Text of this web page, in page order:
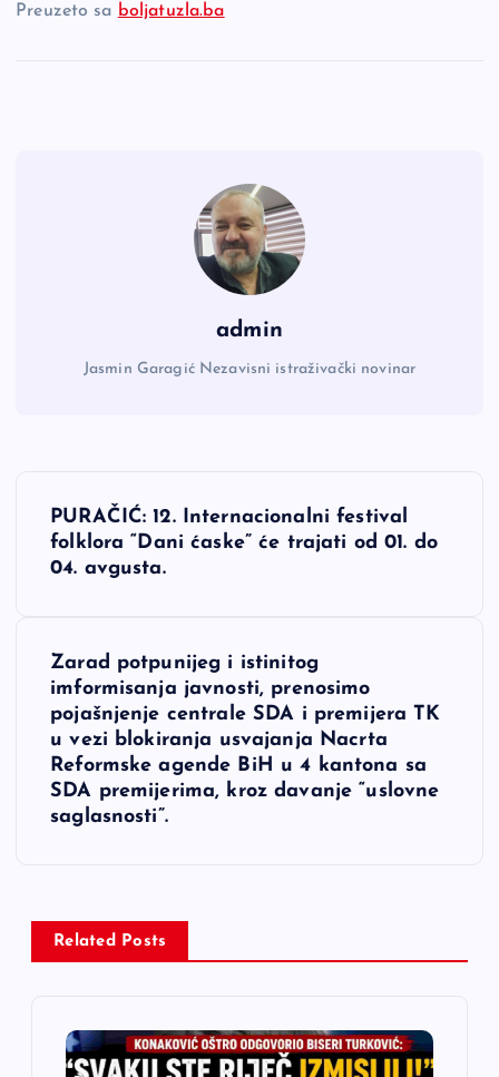
Preuzeto sa boljatuzla.ba
admin
Jasmin Garagić Nezavisni istraživački novinar
NPURAČIĆ: 12. Internacionalni festival
folklora “Dani ćaske” će trajati od 01. do
04. avgusta.
Zarad potpunijeg i istinitog
imformisanja javnosti, prenosimo
pojašnjenje centrale SDA i premijera TK
u vezi blokiranja usvajanja Nacrta
Reformske agende BiH u 4 kantona sa
SDA premijerima, kroz davanje “uslovne
saglasnosti”.
Related Posts